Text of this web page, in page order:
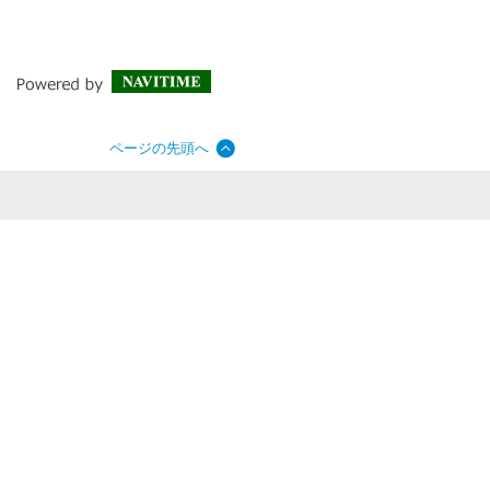
ページの先頭へ